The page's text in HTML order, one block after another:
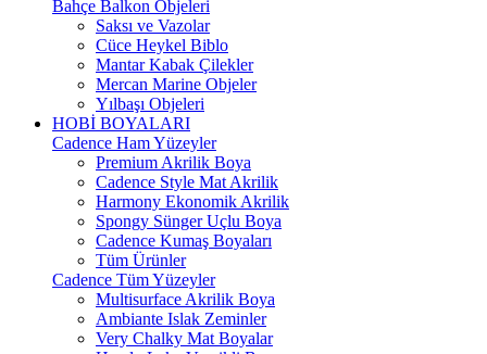
Bahçe Balkon Objeleri
Saksı ve Vazolar
Cüce Heykel Biblo
Mantar Kabak Çilekler
Mercan Marine Objeler
Yılbaşı Objeleri
HOBİ BOYALARI
Cadence Ham Yüzeyler
Premium Akrilik Boya
Cadence Style Mat Akrilik
Harmony Ekonomik Akrilik
Spongy Sünger Uçlu Boya
Cadence Kumaş Boyaları
Tüm Ürünler
Cadence Tüm Yüzeyler
Multisurface Akrilik Boya
Ambiante Islak Zeminler
Very Chalky Mat Boyalar